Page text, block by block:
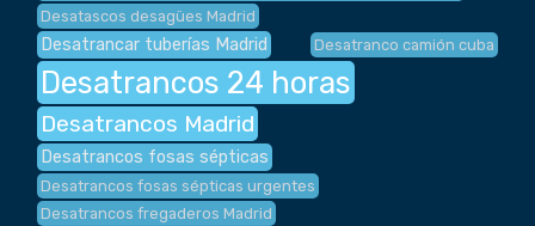
Desatascos desagües Madrid
Desatrancar tuberías Madrid Desatranco camión cuba
Desatrancos 24 horas
Desatrancos Madrid
Desatrancos fosas sépticas
Desatrancos fosas sépticas urgentes
Desatrancos fregaderos Madrid